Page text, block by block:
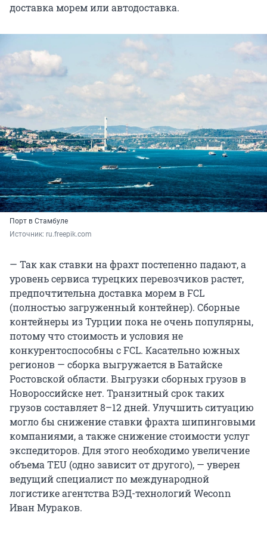
доставка морем или автодоставка.
Порт в Стамбуле
Источник: ru.freepik.com
— Так как ставки на фрахт постепенно падают, а
уровень сервиса турецких перевозчиков растет,
предпочтительна доставка морем в FCL
(полностью загруженный контейнер). Сборные
контейнеры из Турции пока не очень популярны,
потому что стоимость и условия не
конкурентоспособны с FCL. Касательно южных
регионов — сборка выгружается в Батайске
Ростовской области. Выгрузки сборных грузов в
Новороссийске нет. Транзитный срок таких
грузов составляет 8–12 дней. Улучшить ситуацию
могло бы снижение ставки фрахта шипинговыми
компаниями, а также снижение стоимости услуг
экспедиторов. Для этого необходимо увеличение
объема TEU (одно зависит от другого), — уверен
ведущий специалист по международной
логистике агентства ВЭД-технологий Weconn
Иван Мураков.